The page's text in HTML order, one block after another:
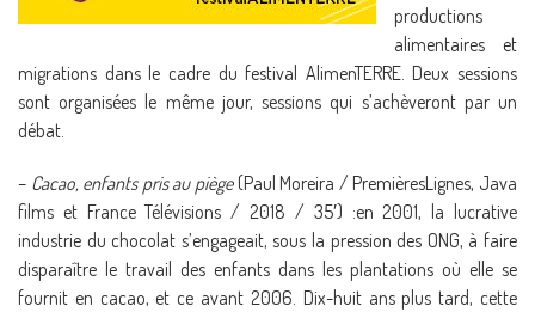
productions
alimentaires et
migrations dans le cadre du festival AlimenTERRE. Deux sessions
sont organisées le même jour, sessions qui s’achèveront par un
débat.
– Cacao, enfants pris au piège (Paul Moreira / PremièresLignes, Java
films et France Télévisions / 2018 / 35′) :en 2001, la lucrative
industrie du chocolat s’engageait, sous la pression des ONG, à faire
disparaître le travail des enfants dans les plantations où elle se
fournit en cacao, et ce avant 2006. Dix-huit ans plus tard, cette